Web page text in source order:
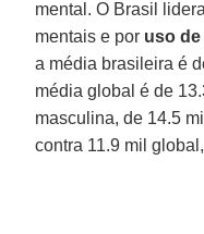
mental. O Brasil
mentais e por uso
a média brasileira é
média global é de
masculina, de 14.5
contra 11.9 mil